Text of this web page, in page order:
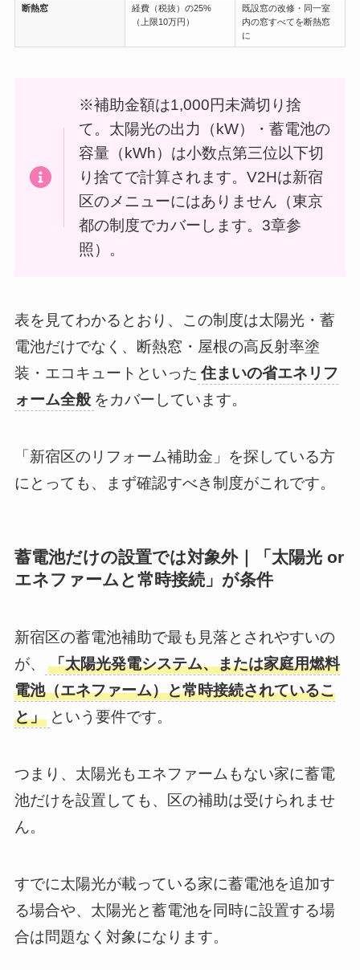
断熱窓
経費（税抜）の25%
（上限10万円）
既設窓の改修・同一室
内の窓すべてを断熱窓
に
※補助金額は1,000円未満切り捨
て。太陽光の出力（kW）・蓄電池の
容量（kWh）は小数点第三位以下切
り捨てで計算されます。V2Hは新宿
区のメニューにはありません（東京
都の制度でカバーします。3章参
照）。
表を見てわかるとおり、この制度は太陽光・蓄
電池だけでなく、断熱窓・屋根の高反射率塗
装・エコキュートといった 住まいの省エネリフ
ォーム全般 をカバーしています。
「新宿区のリフォーム補助金」を探している方
にとっても、まず確認すべき制度がこれです。
蓄電池だけの設置では対象外｜「太陽光 or
エネファームと常時接続」が条件
新宿区の蓄電池補助で最も見落とされやすいの
が、
「太陽光発電システム、または家庭用燃料
電池（エネファーム）と常時接続されているこ
と」 という要件です。
つまり、太陽光もエネファームもない家に蓄電
池だけを設置しても、区の補助は受けられませ
ん。
すでに太陽光が載っている家に蓄電池を追加す
る場合や、太陽光と蓄電池を同時に設置する場
合は問題なく対象になります。